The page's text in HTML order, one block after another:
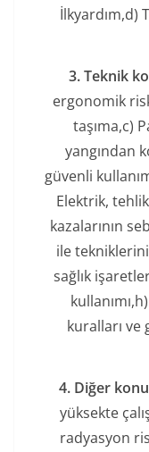
İlkyardım,d)
3. Teknik
ergonomik
taşıma,c)
yangından
güvenli
Elektrik,
kazalarının
ile
sağlık
kuralları ve
4. Diğer
yüksekte
radyasyon